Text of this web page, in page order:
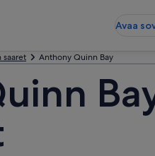
Avaa
saaret Anthony Quinn Bay